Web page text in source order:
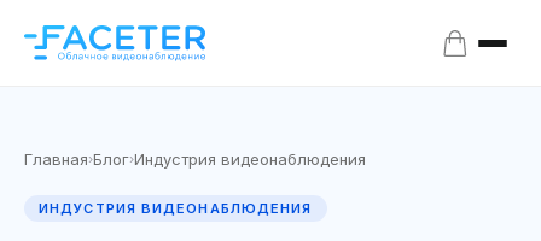
Главная›Блог›Индустрия видеонаблюдения
ИНДУСТРИЯ ВИДЕОНАБЛЮДЕНИЯ